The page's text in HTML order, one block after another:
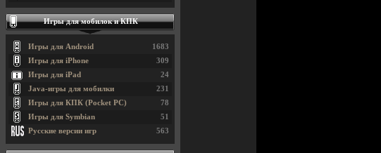
Игры для мобилок и КПК
1683
Игры для Android
309
Игры для iPhone
24
Игры для iPad
231
Java-игры для мобилки
78
Игры для КПК (Pocket PC)
51
Игры для Symbian
563
Русские версии игр